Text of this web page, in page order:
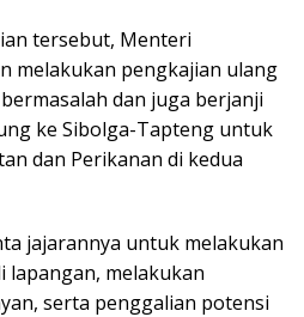
tersebut, Menteri
melakukan pengkajian ulang
dan juga berjanji
ke Sibolga-Tapteng untuk
dan Perikanan di kedua
jajarannya untuk melakukan
lapangan, melakukan
serta penggalian potensi